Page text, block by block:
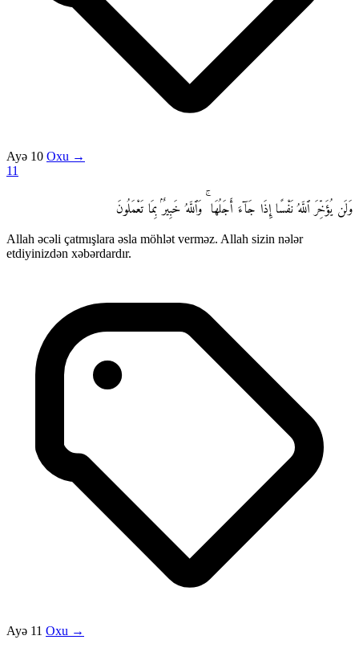
Ayə 10 Oxu →
11
وَلَن يُؤَخِّرَ ٱللَّهُ نَفْسًا إِذَا جَآءَ أَجَلُهَا ۚ وَٱللَّهُ خَبِيرٌۢ بِمَا تَعْمَلُونَ
Allah əcəli çatmışlara əsla möhlət verməz. Allah sizin nələr
etdiyinizdən xəbərdardır.
Ayə 11 Oxu →